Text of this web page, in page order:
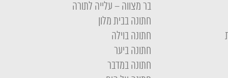
בר מצווה – עלייה לתורה
חתונה בבית מלון
חתונה בוילה
חתונה ביער
חתונה במדבר